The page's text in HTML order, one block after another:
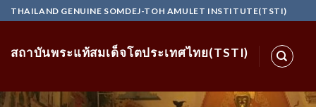
Skip
to
THAILAND GENUINE SOMDEJ-TOH AMULET INSTITUTE(TSTI)
สถาบันพระแท้สมเด็จโตประเทศไทย(TSTI)